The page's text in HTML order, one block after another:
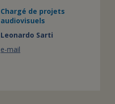
Chargé de projets
audiovisuels
Leonardo Sarti
e-mail